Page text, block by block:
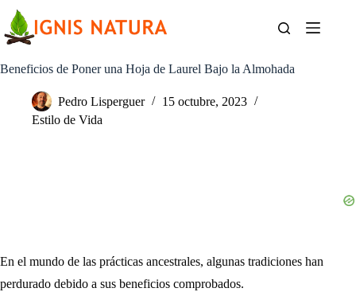
contenido
Beneficios de Poner una Hoja de Laurel Bajo la Almohada
Pedro Lisperguer
15 octubre, 2023
Estilo de Vida
En el mundo de las prácticas ancestrales, algunas tradiciones han
perdurado debido a sus beneficios comprobados.